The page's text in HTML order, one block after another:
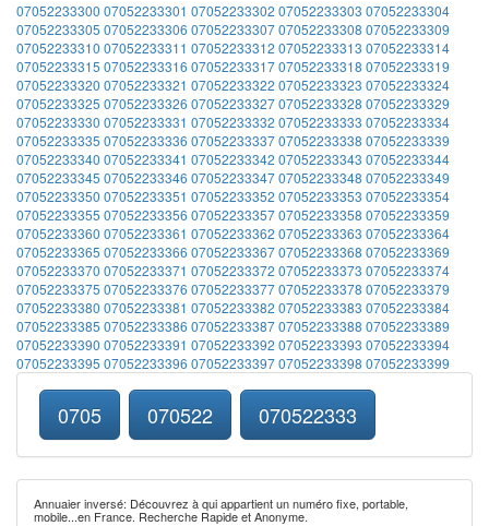
07052233300 07052233301 07052233302 07052233303 07052233304
07052233305 07052233306 0705223330707052233308 07052233309
07052233310 07052233311 07052233312 07052233313 07052233314
07052233315 07052233316 0705223331707052233318 07052233319
07052233320 07052233321 07052233322 07052233323 07052233324
07052233325 07052233326 0705223332707052233328 07052233329
07052233330 07052233331 07052233332 07052233333 07052233334
07052233335 07052233336 0705223333707052233338 07052233339
07052233340 07052233341 07052233342 07052233343 07052233344
07052233345 07052233346 0705223334707052233348 07052233349
07052233350 07052233351 07052233352 07052233353 07052233354
07052233355 07052233356 0705223335707052233358 07052233359
07052233360 07052233361 07052233362 07052233363 07052233364
07052233365 07052233366 0705223336707052233368 07052233369
07052233370 07052233371 07052233372 07052233373 07052233374
07052233375 07052233376 0705223337707052233378 07052233379
07052233380 07052233381 07052233382 07052233383 07052233384
07052233385 07052233386 0705223338707052233388 07052233389
07052233390 07052233391 07052233392 07052233393 07052233394
07052233395 07052233396 0705223339707052233398 07052233399
0705 070522 070522333
Annuaier inversé: Découvrez à qui appartient un numéro fixe, portable,
mobile...en France. Recherche Rapide et Anonyme.